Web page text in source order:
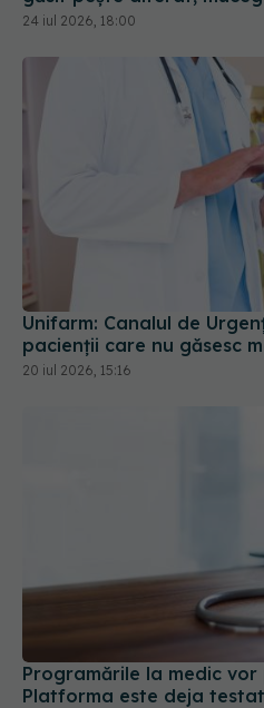
Unifarm: Canalul de
pacienții care nu găsesc
20 iul 2026, 15:16
Programările la medic
Platforma este deja